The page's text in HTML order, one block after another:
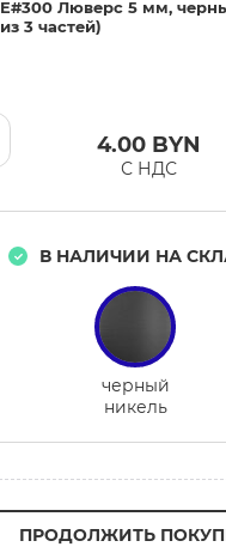
E#300 Люверс 5 мм,
из 3 частей)
4.00 BYN
С НДС
В НАЛИЧИИ НА
черный
никель
ПРОДОЛЖИТЬ